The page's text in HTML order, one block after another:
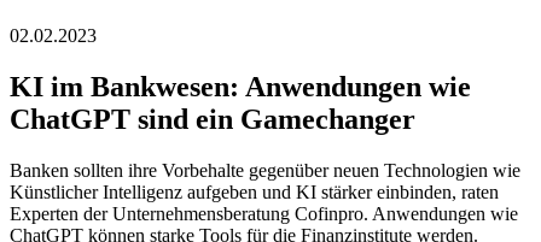
02.02.2023
KI im Bankwesen: Anwendungen wie
ChatGPT sind ein Gamechanger
Banken sollten ihre Vorbehalte gegenüber neuen Technologien wie
Künstlicher Intelligenz aufgeben und KI stärker einbinden, raten
Experten der Unternehmensberatung Cofinpro. Anwendungen wie
ChatGPT können starke Tools für die Finanzinstitute werden.